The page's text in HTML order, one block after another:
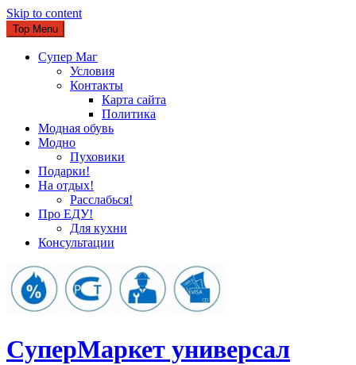
Skip to content
Top Menu
Супер Маг
Условия
Контакты
Карта сайта
Политика
Модная обувь
Модно
Пуховики
Подарки!
На отдых!
Расслабься!
Про ЕДУ!
Для кухни
Консультации
CуперМаркет универсал